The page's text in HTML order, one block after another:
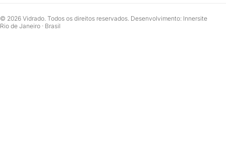
© 2026 Vidrado. Todos os direitos reservados. Desenvolvimento: Innersite
Rio de Janeiro · Brasil